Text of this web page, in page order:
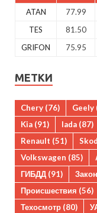
ATAN 77.99
TES
81.50
GRIFON
75.95
МЕТКИ
Chery (76) Geely
Kia (91) lada (87)
Renault (51)
Volkswagen (85)
ГИБДД (91) Закон
Происшествия (56)
Техосмотр (80)